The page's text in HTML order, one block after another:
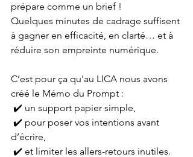
prépare comme un brief !
Quelques minutes de cadrage suffisent
à gagner en efficacité, en clarté… et à
réduire son empreinte numérique.
C’est pour ça qu'au LICA nous avons
créé le Mémo du Prompt :
✔️ un support papier simple,
✔️ pour poser vos intentions avant
d’écrire,
✔️ et limiter les allers-retours inutiles.